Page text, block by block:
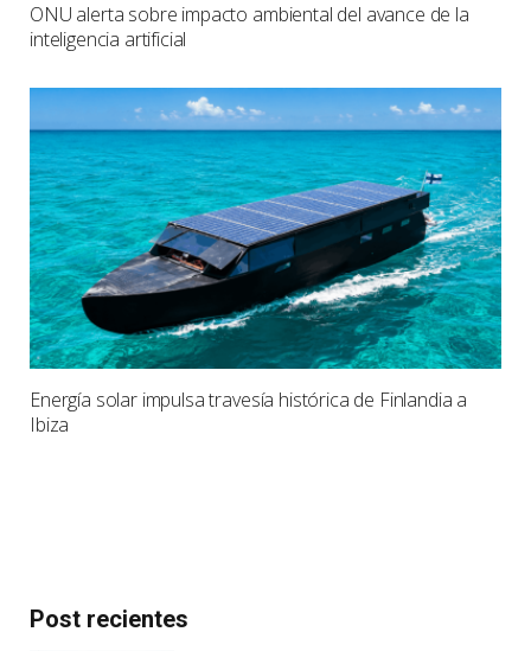
ONU alerta sobre impacto ambiental del avance de la
inteligencia artificial
Energía solar impulsa travesía histórica de Finlandia a
Ibiza
Post recientes